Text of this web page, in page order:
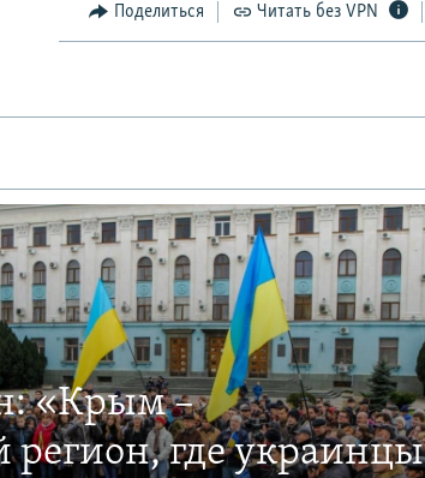
Поделиться Читать без VPN
«Крым –
регион, где украинцы